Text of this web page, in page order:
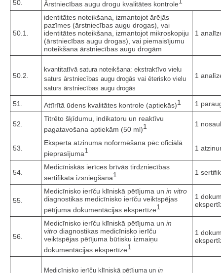
50. Ārstniecības augu drogu kvalitātes kontrole
50.1.
identitātes noteikšana, izmantojot ārējās
pazīmes (ārstniecības augu drogas), vai
identitātes noteikšana, izmantojot mikroskopiju
(ārstniecības augu drogas), vai piemaisījumu
noteikšana ārstniecības augu drogām
1
50.2.
kvantitatīvā satura noteikšana: ekstraktīvo vielu
saturs ārstniecības augu drogās vai ēterisko vielu
saturs ārstniecības augu drogās
1
51. Attīrītā ūdens kvalitātes kontrole (aptiekās)1 1
52.
Titrēto šķīdumu, indikatoru un reaktīvu
pagatavošana aptiekām (50 ml)1 1
53.
Eksperta atzinuma noformēšana pēc oficiālā
pieprasījuma1 1
54.
Medicīniskās ierīces brīvās tirdzniecības
sertifikāta izsniegšana1 1
55.
Medicīnisko ierīču klīniskā pētījuma un in vitro
diagnostikas medicīnisko ierīču veiktspējas
pētījuma dokumentācijas ekspertīze1
1
56.
Medicīnisko ierīču klīniskā pētījuma un in
vitro diagnostikas medicīnisko ierīču
veiktspējas pētījuma būtisku izmaiņu
dokumentācijas ekspertīze1
1
Medicīnisko ierīču klīniskā pētījuma un in